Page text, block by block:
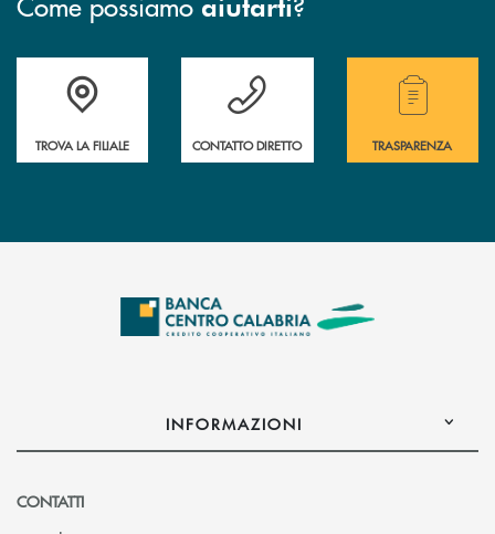
Accedi all' elenco completo delle filiali .
TROVA LA FILIALE
Hai bisogno di assistenza immediata ?
CONTATTO DIRETTO
Hai bisogno di
TRASPARENZA
INFORMAZIONI
CONTATTI